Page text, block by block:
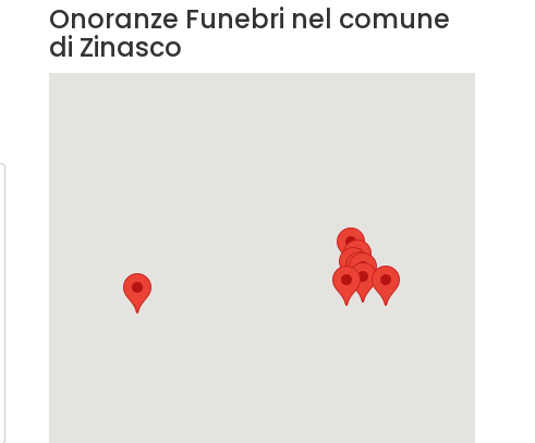
Onoranze Funebri nel comune
di Zinasco